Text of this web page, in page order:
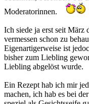
Moderatorinnen.
Ich siede ja erst seit März
vermessen schon zu
Eigenartigerweise ist
bisher zum Liebling
Liebling abgelöst wurde.
Ein Rezept hab ich mir
machen, ich hab es bei der